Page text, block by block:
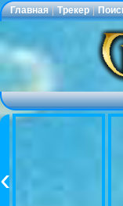
Главная | Трекер |